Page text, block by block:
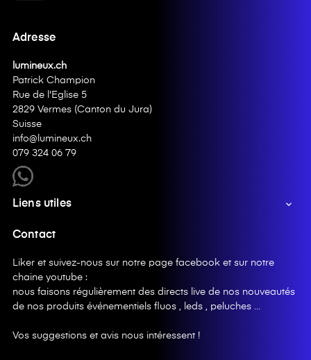
Adresse
lumineux.ch
Patrick Champion
Rue de l'Eglise 5
2829 Vermes (Canton du Jura)
Suisse
info@lumineux.ch
079 324 06 79
Liens utiles 
Contact
Liker et suivez-nous sur notre page facebook et sur notre
chaine youtube :
nous faisons régulièrement des directs live de nos nouveautés
de nos produits événementiels fluos , leds , peluches …
Vos suggestions et avis nous intéressent !